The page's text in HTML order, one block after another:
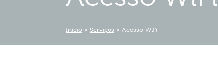
Início » Serviços » Acesso WiFi